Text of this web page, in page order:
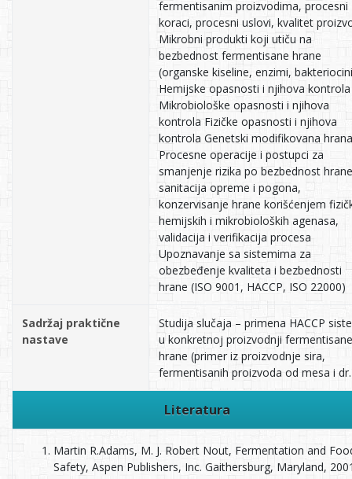
fermentisanim proizvodima, procesni
koraci, procesni uslovi, kvalitet
Mikrobni produkti koji utiču na
bezbednost fermentisane hrane
(organske kiseline, enzimi,
Hemijske opasnosti i njihova kontrola
Mikrobiološke opasnosti i njihova
kontrola Fizičke opasnosti i njihova
kontrola Genetski modifikovana hrana
Procesne operacije i postupci za
smanjenje rizika po bezbednost
sanitacija opreme i pogona,
konzervisanje hrane korišćenjem
hemijskih i mikrobioloških agenasa,
validacija i verifikacija procesa
Upoznavanje sa sistemima za
obezbeđenje kvaliteta i bezbednosti
hrane (ISO 9001, HACCP, ISO 22000)
Sadržaj praktične
nastave
Studija slučaja – primena HACCP
u konkretnoj proizvodnji fermentisane
hrane (primer iz proizvodnje sira,
fermentisanih proizvoda od mesa i
Literatura
Martin R.Adams, M. J. Robert Nout, Fermentation and
Safety, Aspen Publishers, Inc. Gaithersburg, Maryland,